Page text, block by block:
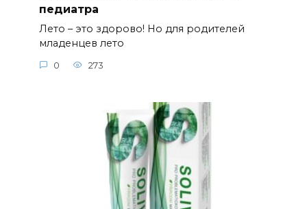
педиатра
Лето – это здорово! Но для родителей
младенцев лето
0 273